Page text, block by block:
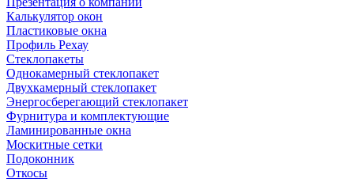
Калькулятор окон
Пластиковые окна
Профиль Рехау
Стеклопакеты
Однокамерный стеклопакет
Двухкамерный стеклопакет
Энергосберегающий стеклопакет
Фурнитура и комплектующие
Ламинированные окна
Москитные сетки
Подоконник
Откосы